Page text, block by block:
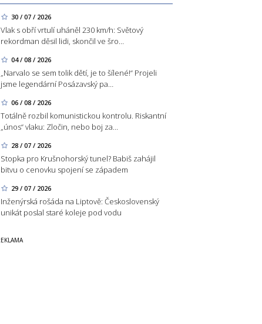
30 / 07 / 2026
Vlak s obří vrtulí uháněl 230 km/h: Světový
rekordman děsil lidi, skončil ve šro…
04 / 08 / 2026
„Narvalo se sem tolik dětí, je to šílené!“ Projeli
jsme legendární Posázavský pa…
06 / 08 / 2026
Totálně rozbil komunistickou kontrolu. Riskantní
„únos“ vlaku: Zločin, nebo boj za…
28 / 07 / 2026
Stopka pro Krušnohorský tunel? Babiš zahájil
bitvu o cenovku spojení se západem
29 / 07 / 2026
Inženýrská rošáda na Liptově: Československý
unikát poslal staré koleje pod vodu